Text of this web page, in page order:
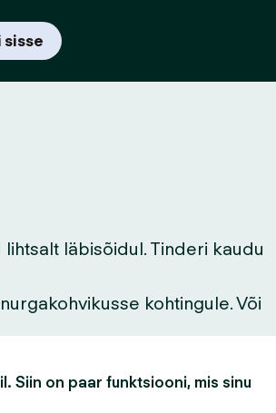
sisse
läbisõidul. Tinderi kaudu
kohtingule. Või
Siin on paar funktsiooni, mis sinu